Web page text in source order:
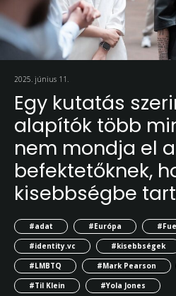
2025. június 11.
Egy kutatás
alapítók több
nem mondja el a
befektetőknek,
kisebbségbe
#adat #Európa
#identity.vc
#kisebbségek
#LMBTQ
#Mark Pearson
#Til Klein
#Yola Jones